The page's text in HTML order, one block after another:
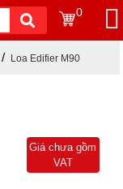
0
Loa Edifier M90
Giá chưa gồm
VAT